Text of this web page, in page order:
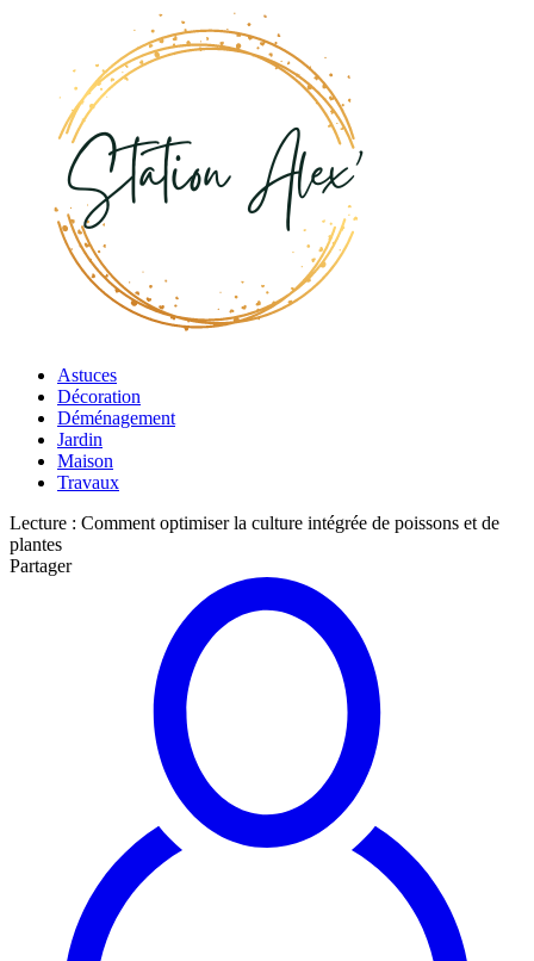
Astuces
Décoration
Déménagement
Jardin
Maison
Travaux
Lecture : Comment optimiser la culture intégrée de poissons et de
plantes
Partager